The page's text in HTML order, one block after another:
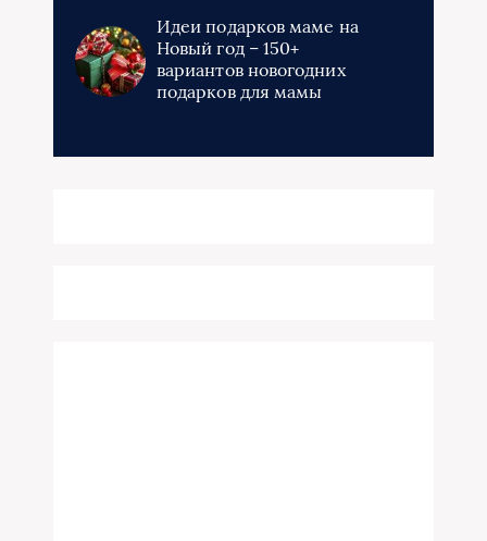
Идеи подарков маме на
Новый год – 150+
вариантов новогодних
подарков для мамы